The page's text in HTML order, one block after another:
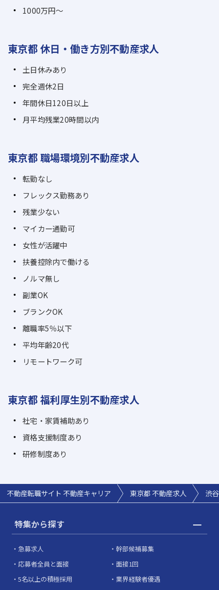
1000万円～
東京都 休日・働き方別不動産求人
土日休みあり
完全週休2日
年間休日120日以上
月平均残業20時間以内
東京都 職場環境別不動産求人
転勤なし
フレックス勤務あり
残業少ない
マイカー通勤可
女性が活躍中
扶養控除内で働ける
ノルマ無し
副業OK
ブランクOK
離職率5％以下
平均年齢20代
リモートワーク可
東京都 福利厚生別不動産求人
社宅・家賃補助あり
資格支援制度あり
研修制度あり
不動産転職サイト 不動産キャリア 東京都 不動産求人 渋
特集から探す
急募求人
幹部候補募集
応募者全員と面接
面接1回
5名以上の積極採用
業界経験者優遇